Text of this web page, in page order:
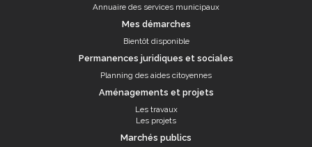
Annuaire des services municipaux
Mes démarches
Bientôt disponible
Permanences juridiques et sociales
Planning des aides citoyennes
Aménagements et projets
Les travaux
Les projets
Marchés publics